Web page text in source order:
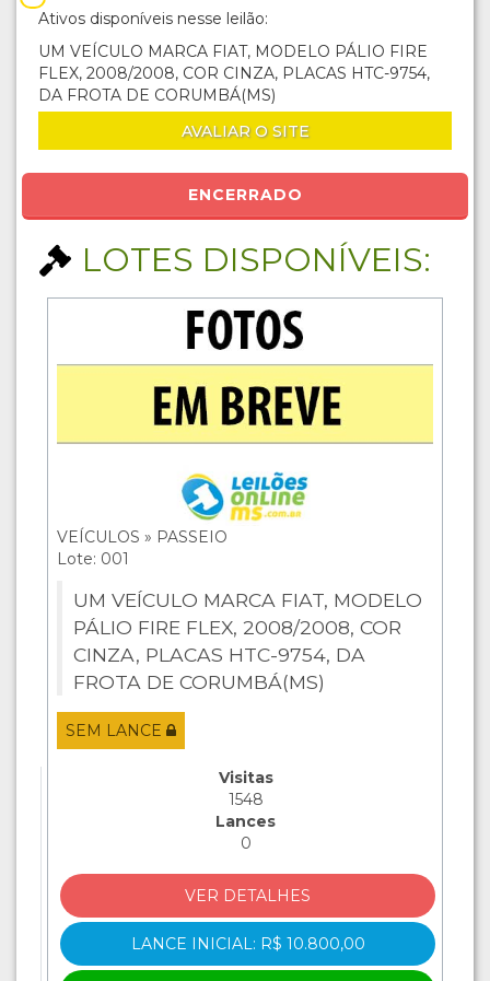
Ativos disponíveis nesse leilão:
UM VEÍCULO MARCA FIAT, MODELO PÁLIO FIRE
FLEX, 2008/2008, COR CINZA, PLACAS HTC-9754,
DA FROTA DE CORUMBÁ(MS)
AVALIAR O SITE
ENCERRADO
LOTES DISPONÍVEIS:
VEÍCULOS » PASSEIO
Lote: 001
UM VEÍCULO MARCA FIAT, MODELO
PÁLIO FIRE FLEX, 2008/2008, COR
CINZA, PLACAS HTC-9754, DA
FROTA DE CORUMBÁ(MS)
SEM LANCE
Visitas
1548
Lances
0
VER DETALHES
LANCE INICIAL: R$ 10.800,00